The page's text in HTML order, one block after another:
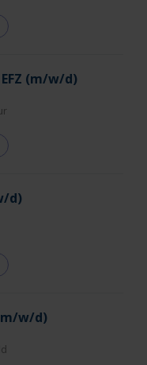
(m/w/d)
d)
w/d)